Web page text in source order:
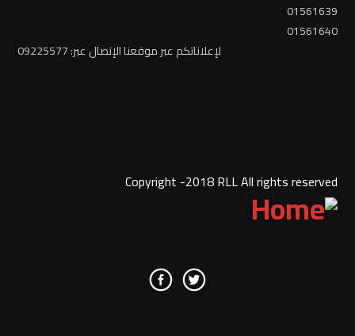
01561639
01561640
لإعلاناتكم عبر موقعنا الإتصال عبر: 09225577
Copyright -2018 RLL All rights reserved